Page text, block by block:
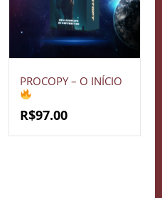
PROCOPY – O INÍCIO
R$97.00